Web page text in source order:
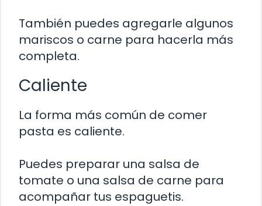
También puedes agregarle algunos
mariscos o carne para hacerla más
completa.
Caliente
La forma más común de comer
pasta es caliente.
Puedes preparar una salsa de
tomate o una salsa de carne para
acompañar tus espaguetis.